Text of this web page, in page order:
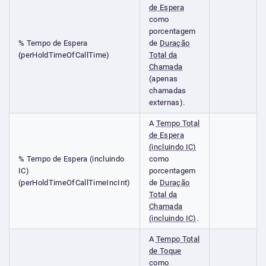
% Tempo de Espera
(perHoldTimeOfCallTime)
de Espera
como
porcentagem
de Duração
Total da
Chamada
(apenas
chamadas
externas).
% Tempo de Espera (incluindo
IC)
(perHoldTimeOfCallTimeIncInt)
A Tempo Total
de Espera
(incluindo IC)
como
porcentagem
de Duração
Total da
Chamada
(incluindo IC) .
A Tempo Total
de Toque
como